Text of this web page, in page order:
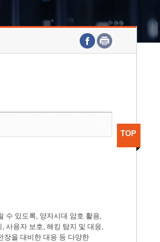
수 있도록, 양자시대 암호 활용,
사용자 보호, 해킹 탐지 및 대응,
장을 대비한 대응 등 다양한
TOP